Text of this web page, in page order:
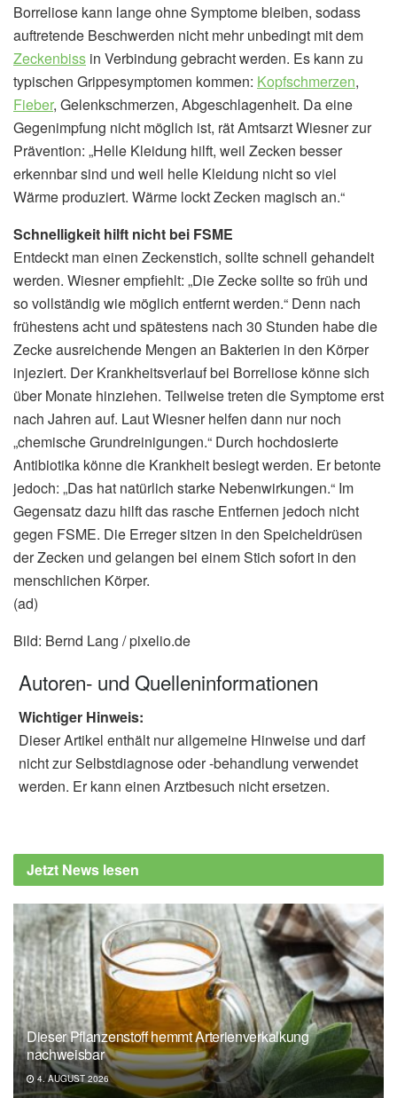
Borreliose kann lange ohne Symptome bleiben, sodass
auftretende Beschwerden nicht mehr unbedingt mit dem
Zeckenbiss in Verbindung gebracht werden. Es kann zu
typischen Grippesymptomen kommen: Kopfschmerzen,
Fieber, Gelenkschmerzen, Abgeschlagenheit. Da eine
Gegenimpfung nicht möglich ist, rät Amtsarzt Wiesner zur
Prävention: „Helle Kleidung hilft, weil Zecken besser
erkennbar sind und weil helle Kleidung nicht so viel
Wärme produziert. Wärme lockt Zecken magisch an.“
Schnelligkeit hilft nicht bei FSME
Entdeckt man einen Zeckenstich, sollte schnell gehandelt
werden. Wiesner empfiehlt: „Die Zecke sollte so früh und
so vollständig wie möglich entfernt werden.“ Denn nach
frühestens acht und spätestens nach 30 Stunden habe die
Zecke ausreichende Mengen an Bakterien in den Körper
injeziert. Der Krankheitsverlauf bei Borreliose könne sich
über Monate hinziehen. Teilweise treten die Symptome erst
nach Jahren auf. Laut Wiesner helfen dann nur noch
„chemische Grundreinigungen.“ Durch hochdosierte
Antibiotika könne die Krankheit besiegt werden. Er betonte
jedoch: „Das hat natürlich starke Nebenwirkungen.“ Im
Gegensatz dazu hilft das rasche Entfernen jedoch nicht
gegen FSME. Die Erreger sitzen in den Speicheldrüsen
der Zecken und gelangen bei einem Stich sofort in den
menschlichen Körper.
(ad)
Bild: Bernd Lang / pixelio.de
Autoren- und Quelleninformationen
Wichtiger Hinweis:
Dieser Artikel enthält nur allgemeine Hinweise und darf
nicht zur Selbstdiagnose oder -behandlung verwendet
werden. Er kann einen Arztbesuch nicht ersetzen.
Jetzt News lesen
Dieser Pflanzenstoff hemmt Arterienverkalkung
nachweisbar
4. AUGUST 2026